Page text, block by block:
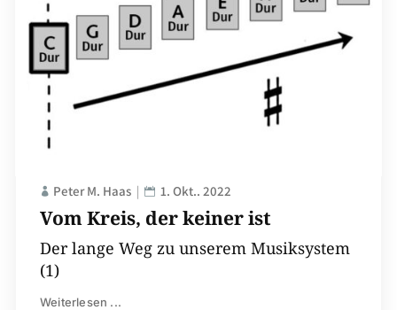
Vom Kreis, der keiner ist
Peter M. Haas 1. Okt.. 2022
Der lange Weg zu unserem Musiksystem
(1)
Weiterlesen ...